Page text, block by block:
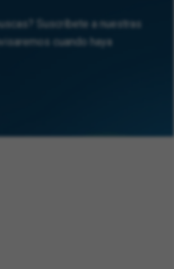
Suscríbete a nuestras
cuando haya